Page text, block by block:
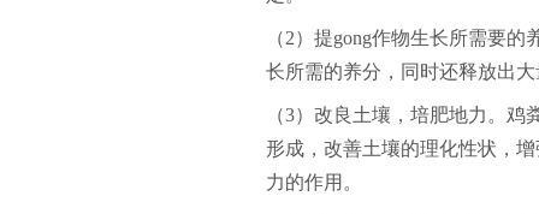
（2）提gong作物生长所需要
长所需的养分，同时还释放出
（3）改良土壤，培肥地力。
形成，改善土壤的理化性状，
力的作用。